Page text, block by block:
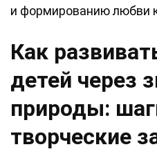
и формированию любви
Как
детей через
природы:
творческие